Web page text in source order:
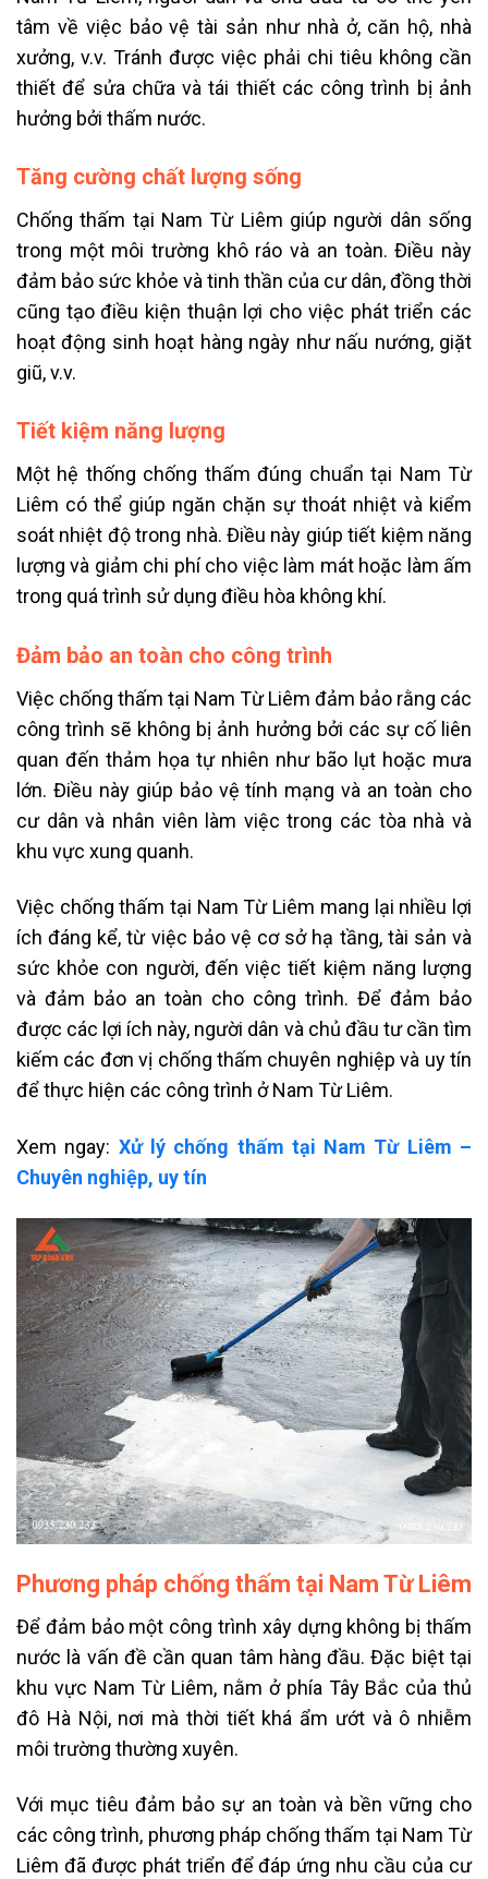
tâm về việc bảo vệ tài sản như nhà ở, căn hộ, nhà
xưởng, v.v. Tránh được việc phải chi tiêu không cần
thiết để sửa chữa và tái thiết các công trình bị ảnh
hưởng bởi thấm nước.
Tăng cường chất lượng sống
Chống thấm tại Nam Từ Liêm giúp người dân sống
trong một môi trường khô ráo và an toàn. Điều này
đảm bảo sức khỏe và tinh thần của cư dân, đồng thời
cũng tạo điều kiện thuận lợi cho việc phát triển các
hoạt động sinh hoạt hàng ngày như nấu nướng, giặt
giũ, v.v.
Tiết kiệm năng lượng
Một hệ thống chống thấm đúng chuẩn tại Nam Từ
Liêm có thể giúp ngăn chặn sự thoát nhiệt và kiểm
soát nhiệt độ trong nhà. Điều này giúp tiết kiệm năng
lượng và giảm chi phí cho việc làm mát hoặc làm ấm
trong quá trình sử dụng điều hòa không khí.
Đảm bảo an toàn cho công trình
Việc chống thấm tại Nam Từ Liêm đảm bảo rằng các
công trình sẽ không bị ảnh hưởng bởi các sự cố liên
quan đến thảm họa tự nhiên như bão lụt hoặc mưa
lớn. Điều này giúp bảo vệ tính mạng và an toàn cho
cư dân và nhân viên làm việc trong các tòa nhà và
khu vực xung quanh.
Việc chống thấm tại Nam Từ Liêm mang lại nhiều lợi
ích đáng kể, từ việc bảo vệ cơ sở hạ tầng, tài sản và
sức khỏe con người, đến việc tiết kiệm năng lượng
và đảm bảo an toàn cho công trình. Để đảm bảo
được các lợi ích này, người dân và chủ đầu tư cần tìm
kiếm các đơn vị chống thấm chuyên nghiệp và uy tín
để thực hiện các công trình ở Nam Từ Liêm.
Xem ngay: Xử lý chống thấm tại Nam Từ Liêm –
Chuyên nghiệp, uy tín
Phương pháp chống thấm tại Nam Từ Liêm
Để đảm bảo một công trình xây dựng không bị thấm
nước là vấn đề cần quan tâm hàng đầu. Đặc biệt tại
khu vực Nam Từ Liêm, nằm ở phía Tây Bắc của thủ
đô Hà Nội, nơi mà thời tiết khá ẩm ướt và ô nhiễm
môi trường thường xuyên.
Với mục tiêu đảm bảo sự an toàn và bền vững cho
các công trình, phương pháp chống thấm tại Nam Từ
Liêm đã được phát triển để đáp ứng nhu cầu của cư